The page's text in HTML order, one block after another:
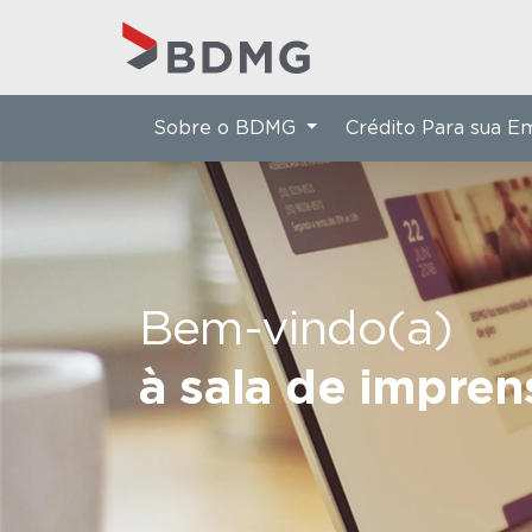
Bem-vindo(a)
à sala de
Sobre o BDMG Crédito Para sua